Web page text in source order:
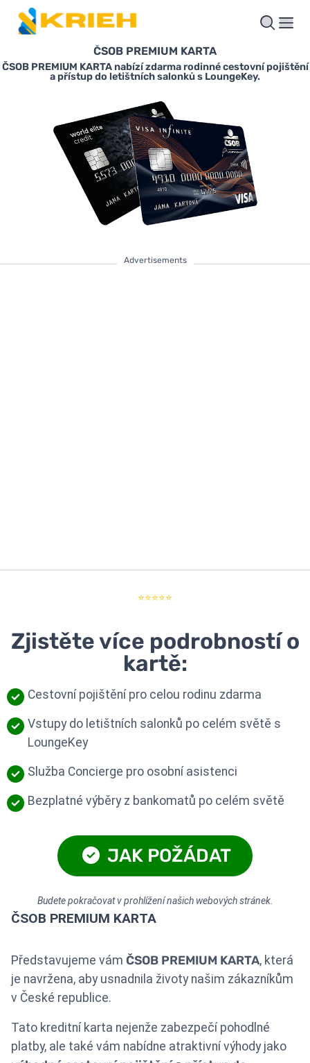
ČSOB PREMIUM KARTA
ČSOB PREMIUM KARTA nabízí zdarma rodinné cestovní pojištění
a přístup do letištních salonků s LoungeKey.
Advertisements
⭐⭐⭐⭐⭐
Zjistěte více podrobností o
kartě:
Cestovní pojištění pro celou rodinu zdarma
Vstupy do letištních salonků po celém světě s
LoungeKey
Služba Concierge pro osobní asistenci
Bezplatné výběry z bankomatů po celém světě
JAK POŽÁDAT
Budete pokračovat v prohlížení našich webových stránek.
ČSOB PREMIUM KARTA
Představujeme vám ČSOB PREMIUM KARTA, která
je navržena, aby usnadnila životy našim zákazníkům
v České republice.
Tato kreditní karta nejenže zabezpečí pohodlné
platby, ale také vám nabídne atraktivní výhody jako